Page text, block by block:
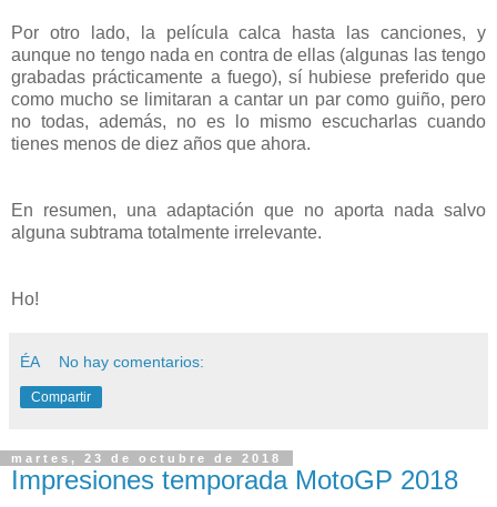
Por otro lado, la película calca hasta las canciones, y
aunque no tengo nada en contra de ellas (algunas las tengo
grabadas prácticamente a fuego), sí hubiese preferido que
como mucho se limitaran a cantar un par como guiño, pero
no todas, además, no es lo mismo escucharlas cuando
tienes menos de diez años que ahora.
En resumen, una adaptación que no aporta nada salvo
alguna subtrama totalmente irrelevante.
Ho!
ÉA No hay comentarios:
Compartir
martes, 23 de octubre de 2018
Impresiones temporada MotoGP 2018